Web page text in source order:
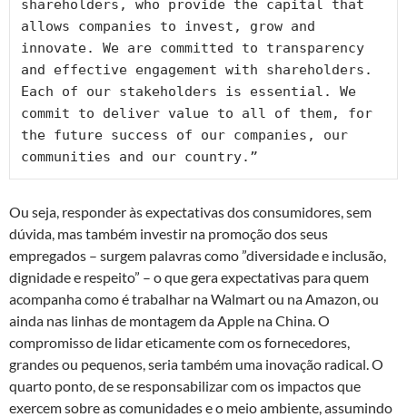
shareholders, who provide the capital that
allows companies to invest, grow and
innovate. We are committed to transparency
and effective engagement with shareholders.
Each of our stakeholders is essential. We
commit to deliver value to all of them, for
the future success of our companies, our
communities and our country.”
Ou seja, responder às expectativas dos consumidores, sem
dúvida, mas também investir na promoção dos seus
empregados – surgem palavras como ”diversidade e inclusão,
dignidade e respeito” – o que gera expectativas para quem
acompanha como é trabalhar na Walmart ou na Amazon, ou
ainda nas linhas de montagem da Apple na China. O
compromisso de lidar eticamente com os fornecedores,
grandes ou pequenos, seria também uma inovação radical. O
quarto ponto, de se responsabilizar com os impactos que
exercem sobre as comunidades e o meio ambiente, assumindo